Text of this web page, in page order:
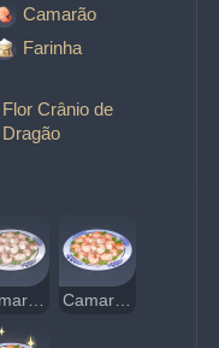
Camarão
Farinha
Flor Crânio de
Dragão
Camarão Salteado Estranho